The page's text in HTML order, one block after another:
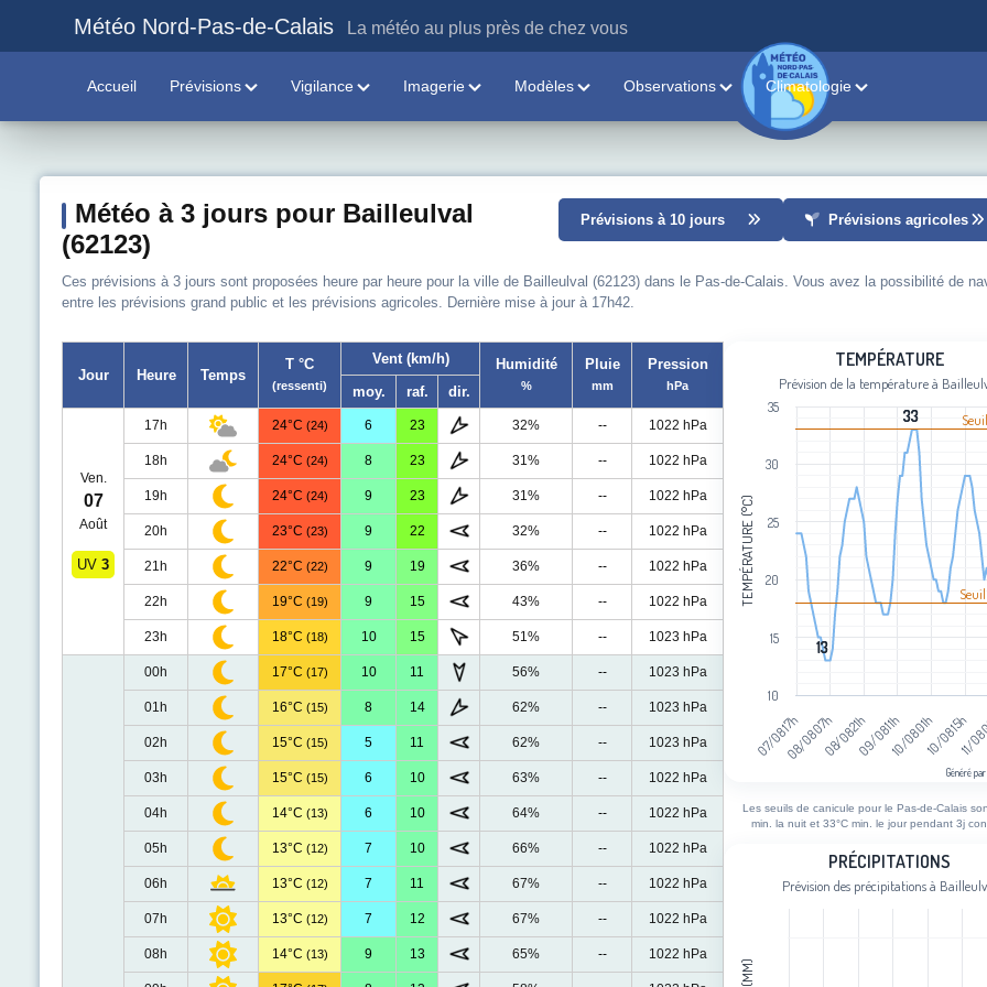
Météo Nord-Pas-de-Calais La météo au plus près de chez vous
Accueil Prévisions Vigilance Imagerie Modèles Observations Climatologie
Météo à 3 jours pour Bailleulval
(62123)
Prévisions à 10 jours Prévisions agricoles
Ces prévisions à 3 jours sont proposées heure par heure pour la ville de Bailleulval (62123) dans le Pas-de-Calais. Vous avez la possibilité de
entre les prévisions grand public et les prévisions agricoles. Dernière mise à jour à 17h42.
Jour Heure Temps
T °C
(ressenti)
Vent (km/h) Humidité
%
Pluie
mm
Pression
hPa
moy. raf. dir.
Ven.
07
Août
UV 3
17h 24°C (24) 6 23 32% -- 1022 hPa
18h 24°C (24) 8 23 31% -- 1022 hPa
19h 24°C (24) 9 23 31% -- 1022 hPa
20h 23°C (23) 9 22 32% -- 1022 hPa
21h 22°C (22) 9 19 36% -- 1022 hPa
22h 19°C (19) 9 15 43% -- 1022 hPa
23h 18°C (18) 10 15 51% -- 1023 hPa
00h 17°C (17) 10 11 56% -- 1023 hPa
01h 16°C (15) 8 14 62% -- 1023 hPa
02h 15°C (15) 5 11 62% -- 1023 hPa
03h 15°C (15) 6 10 63% -- 1022 hPa
04h 14°C (13) 6 10 64% -- 1022 hPa
05h 13°C (12) 7 10 66% -- 1022 hPa
06h 13°C (12) 7 11 67% -- 1022 hPa
07h 13°C (12) 7 12 67% -- 1022 hPa
08h 14°C (13) 9 13 65% -- 1022 hPa
Line chart with 103 data points.
Prévision de la température à
View as data table, Température
The chart has 1 X axis displaying
The chart has 1 Y axis displaying
TEMPÉRATURE (°C)
TEMPÉRATURE
Prévision de la température à
13
13
33
33
07/08 17h08/08 07h08/08 21h09/08 11h10/08 01h10/08 15h
11/
10
15
20
25
30
35
Généré
Les seuils de canicule pour le Pas-de-Calais
min. la nuit et 33°C min. le jour pendant 3j
Bar chart with 103 bars.
The chart has 1 X axis displaying
PRÉCIPITATIONS
Prévision des précipitations à